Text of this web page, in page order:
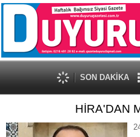
SON DAKİKA
HİRA'DAN